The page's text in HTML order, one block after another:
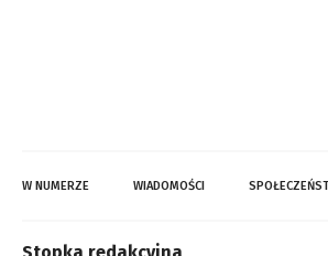
W NUMERZE WIADOMOŚCI